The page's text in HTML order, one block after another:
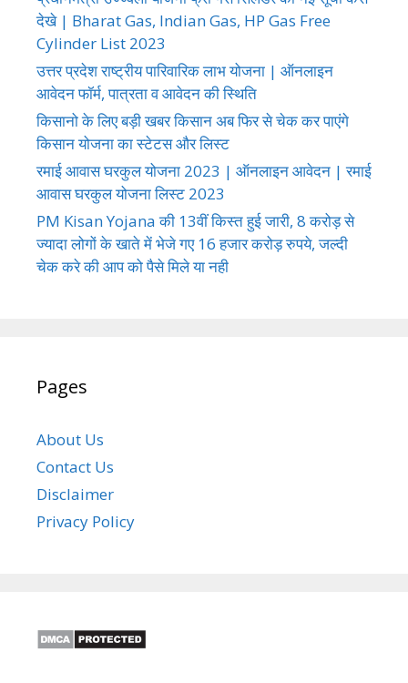
देखे | Bharat Gas, Indian Gas, HP Gas Free
Cylinder List 2023
उत्तर प्रदेश राष्ट्रीय पारिवारिक लाभ योजना | ऑनलाइन
आवेदन फॉर्म, पात्रता व आवेदन की स्थिति
किसानो के लिए बड़ी खबर किसान अब फिर से चेक कर पाएंगे
किसान योजना का स्टेटस और लिस्ट
रमाई आवास घरकुल योजना 2023 | ऑनलाइन आवेदन | रमाई
आवास घरकुल योजना लिस्ट 2023
PM Kisan Yojana की 13वीं किस्त हुई जारी, 8 करोड़ से
ज्यादा लोगों के खाते में भेजे गए 16 हजार करोड़ रुपये, जल्दी
चेक करे की आप को पैसे मिले या नही
Pages
About Us
Contact Us
Disclaimer
Privacy Policy